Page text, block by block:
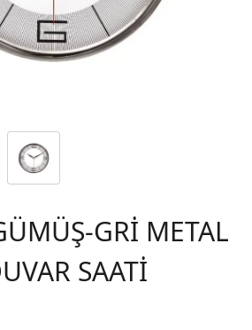
GRİ METAL
SAATİ